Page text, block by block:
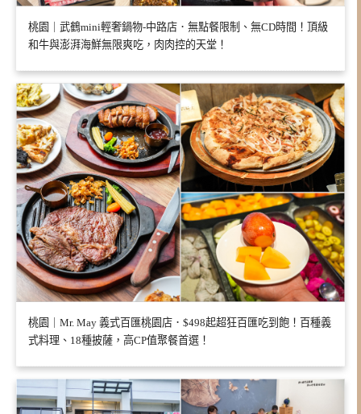
桃園｜武鶴mini輕奢鍋物-中路店．無點餐限制、無CD時間！頂級
和牛與澎湃海鮮無限爽吃，肉肉控的天堂！
桃園｜Mr. May 義式百匯桃園店．$498起超狂百匯吃到飽！百種義
式料理、18種披薩，高CP值聚餐首選！